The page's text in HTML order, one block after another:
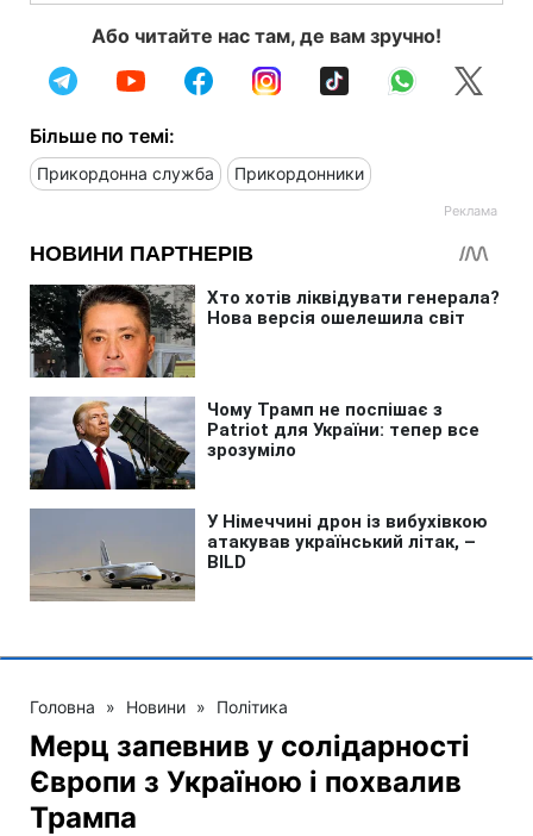
Або читайте нас там, де вам зручно!
Більше по темі:
Прикордонна служба Прикордонники
Головна » Новини » Політика
Мерц запевнив у солідарності
Європи з Україною і похвалив
Трампа